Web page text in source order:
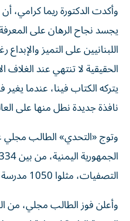
وأكدت الدكتورة ريما كرامي،
يجسد نجاح الرهان على
اللبنانيين على التميز
الحقيقية لا تنتهي عند الغلاف
يتركه الكتاب فينا، عندما
نافذة جديدة نطل منها على
وتوج «التحدي» الطالب مجلي
التصفيات، مثلوا 1050 مدرسة مع 1720 مشرفاً ومشرفة.
وأعلن فوز الطالب مجلي، من